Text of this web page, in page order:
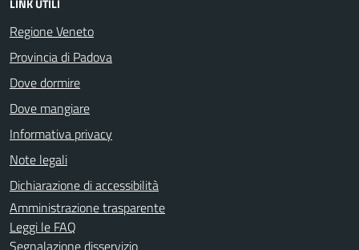
Regione Veneto
Provincia di Padova
Dove dormire
Dove mangiare
Informativa privacy
Note legali
Dichiarazione di accessibilità
Amministrazione trasparente
Leggi le FAQ
Segnalazione disservizio